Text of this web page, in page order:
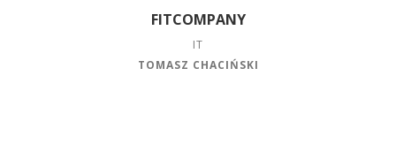
FITCOMPANY
IT
TOMASZ CHACIŃSKI